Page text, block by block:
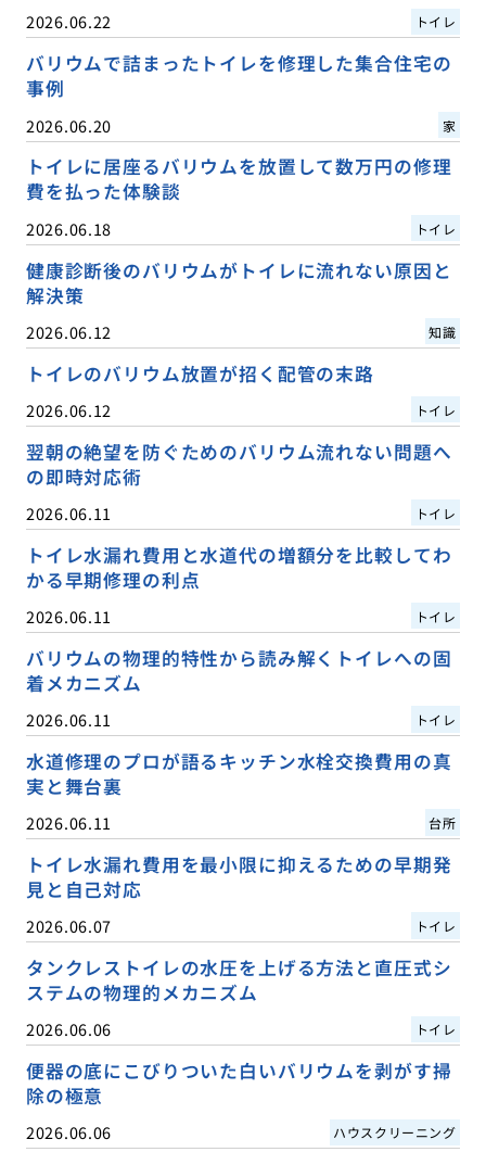
2026.06.22 トイレ
バリウムで詰まったトイレを修理した集合住宅の
事例
2026.06.20 家
トイレに居座るバリウムを放置して数万円の修理
費を払った体験談
2026.06.18 トイレ
健康診断後のバリウムがトイレに流れない原因と
解決策
2026.06.12 知識
トイレのバリウム放置が招く配管の末路
2026.06.12 トイレ
翌朝の絶望を防ぐためのバリウム流れない問題へ
の即時対応術
2026.06.11 トイレ
トイレ水漏れ費用と水道代の増額分を比較してわ
かる早期修理の利点
2026.06.11 トイレ
バリウムの物理的特性から読み解くトイレへの固
着メカニズム
2026.06.11 トイレ
水道修理のプロが語るキッチン水栓交換費用の真
実と舞台裏
2026.06.11 台所
トイレ水漏れ費用を最小限に抑えるための早期発
見と自己対応
2026.06.07 トイレ
タンクレストイレの水圧を上げる方法と直圧式シ
ステムの物理的メカニズム
2026.06.06 トイレ
便器の底にこびりついた白いバリウムを剥がす掃
除の極意
2026.06.06 ハウスクリーニング